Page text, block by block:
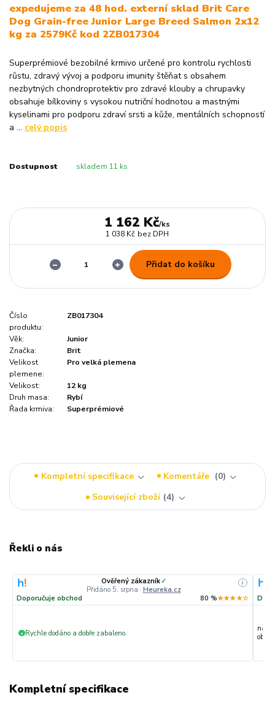
expedujeme za 48 hod. externí sklad Brit Care
Dog Grain-free Junior Large Breed Salmon 2x12
kg za 2579Kč kod 2ZB017304
Superprémiové bezobilné krmivo určené pro kontrolu rychlosti
růstu, zdravý vývoj a podporu imunity štěňat s obsahem
nezbytných chondroprotektiv pro zdravé klouby a chrupavky
obsahuje bílkoviny s vysokou nutriční hodnotou a mastnými
kyselinami pro podporu zdraví srsti a kůže, mentálních schopností
a ... celý popis
Dostupnost skladem 11 ks
1 162 Kč/ks
1 038 Kč bez DPH
Přidat do košíku
Číslo
produktu:
ZB017304
Věk:
Junior
Značka:
Brit
Velikost
plemene:
Pro velká plemena
Velikost:
12 kg
Druh masa:
Rybí
Řada krmiva:
Superprémiové
Kompletní specifikace Komentáře
0
Související zboží 4
Řekli o nás
Ověřený zákazník✓
Přidáno 5. srpna · Heureka.cz
i
Doporučuje obchod 80 %★★★★☆
+ Rychle dodáno a dobře zabaleno.
Kompletní specifikace